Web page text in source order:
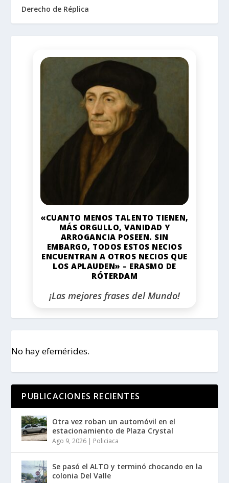
Derecho de Réplica
«CUANTO MENOS TALENTO TIENEN,
MÁS ORGULLO, VANIDAD Y
ARROGANCIA POSEEN. SIN
EMBARGO, TODOS ESTOS NECIOS
ENCUENTRAN A OTROS NECIOS QUE
LOS APLAUDEN» – ERASMO DE
RÓTERDAM
¡Las mejores frases del Mundo!
No hay efemérides.
PUBLICACIONES RECIENTES
Otra vez roban un automóvil en el
estacionamiento de Plaza Crystal
Ago 9, 2026 | Policiaca
Se pasó el ALTO y terminó chocando en la
colonia Del Valle